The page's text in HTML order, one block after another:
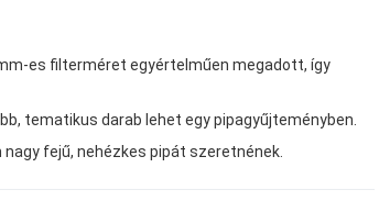
es filterméret egyértelműen megadott, így
tematikus darab lehet egy pipagyűjteményben.
nagy fejű, nehézkes pipát szeretnének.